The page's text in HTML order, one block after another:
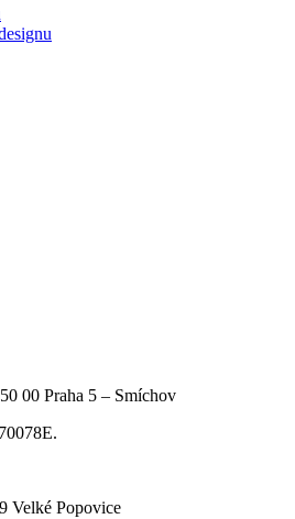
00 Praha 5 – Smíchov
Velké Popovice